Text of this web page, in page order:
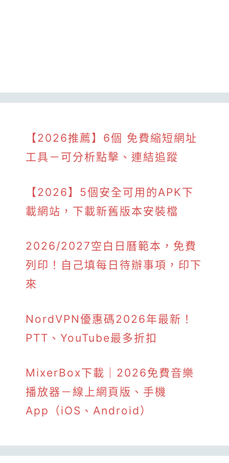
【2026推薦】6個 免費縮短網址
工具－可分析點擊、連結追蹤
【2026】5個安全可用的APK下
載網站，下載新舊版本安裝檔
2026/2027空白日曆範本，免費
列印！自己填每日待辦事項，印下
來
NordVPN優惠碼2026年最新！
PTT、YouTube最多折扣
MixerBox下載｜2026免費音樂
播放器－線上網頁版、手機
App（iOS、Android）